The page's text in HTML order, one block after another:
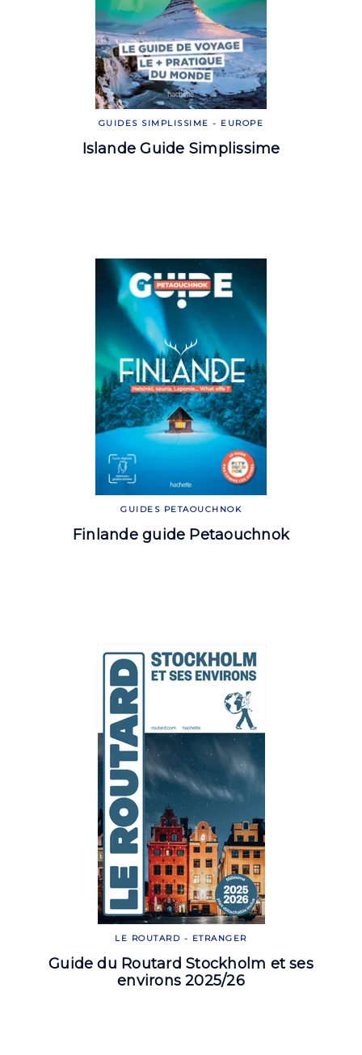
GUIDES SIMPLISSIME - EUROPE
Islande Guide Simplissime
GUIDES PETAOUCHNOK
Finlande guide Petaouchnok
LE ROUTARD - ETRANGER
Guide du Routard Stockholm et ses
environs 2025/26